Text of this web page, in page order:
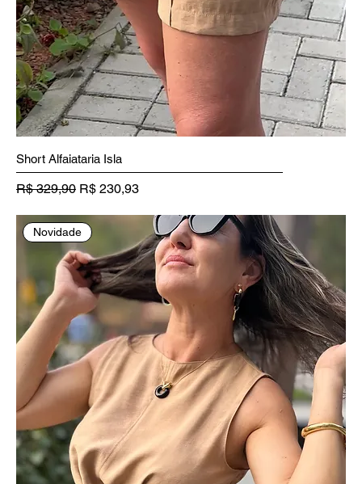
Short Alfaiataria Isla
Preço normal
R$ 329,90 Preço promocional
R$ 230,93
Novidade